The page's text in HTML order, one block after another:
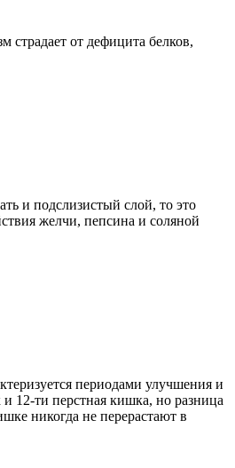
страдает от дефицита белков,
и подслизистый слой, то это
желчи, пепсина и соляной
периодами улучшения и
12-ти перстная кишка, но разница
никогда не перерастают в